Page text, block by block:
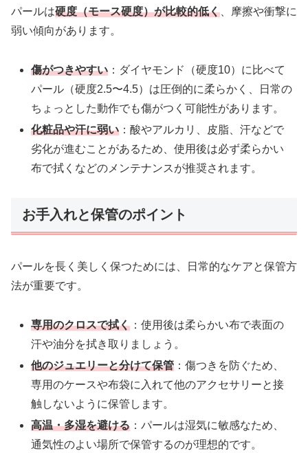
パールは硬度（モース硬度）が比較的低く 、摩擦や衝撃に
弱い傾向があります。
傷がつきやすい ：ダイヤモンド（硬度10）に比べて
パール（硬度2.5〜4.5）は圧倒的に柔らかく、日常の
ちょっとした動作でも傷がつく可能性があります。
化粧品や汗に弱い ：酸やアルカリ、皮脂、汗などで
劣化が進むことがあるため、使用後は必ず柔らかい
布で拭くなどのメンテナンスが推奨されます。
お手入れと保管のポイント
パールを長く美しく保つためには、日常的なケアと保管方
法が重要です。
専用のクロスで拭く ：使用後は柔らかい布で表面の
汗や油分を拭き取りましょう。
他のジュエリーと分けて保管 ：傷つきを防ぐため、
専用のケースや布袋に入れて他のアクセサリーと接
触しないように保管します。
高温・多湿を避ける ：パールは湿気に敏感なため、
通気性のよい場所で保管するのが理想的です。